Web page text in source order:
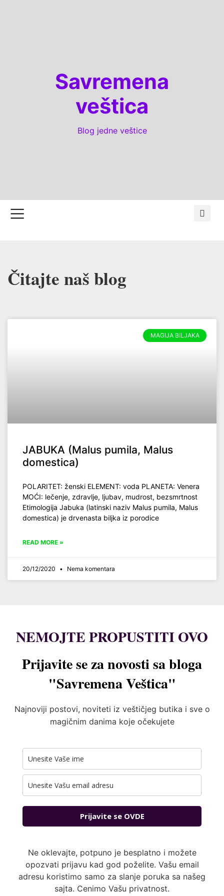
Savremena
veštica
Blog jedne veštice
Čitajte naš blog
MAGIJA BILJAKA
JABUKA (Malus pumila, Malus
domestica)
POLARITET: ženski ELEMENT: voda PLANETA: Venera
MOĆI: lečenje, zdravlje, ljubav, mudrost, bezsmrtnost
Etimologija Jabuka (latinski naziv Malus pumila, Malus
domestica) je drvenasta biljka iz porodice
READ MORE »
20/12/2020 Nema komentara
NEMOJTE PROPUSTITI OVO
Prijavite se za novosti sa bloga
"Savremena Veštica"
Najnoviji postovi, noviteti iz veštičjeg butika i sve o
magičnim danima koje očekujete
Prijavite se OVDE
Ne oklevajte, potpuno je besplatno i možete
opozvati prijavu kad god poželite. Vašu email
adresu koristimo samo za slanje poruka sa našeg
sajta. Cenimo Vašu privatnost.